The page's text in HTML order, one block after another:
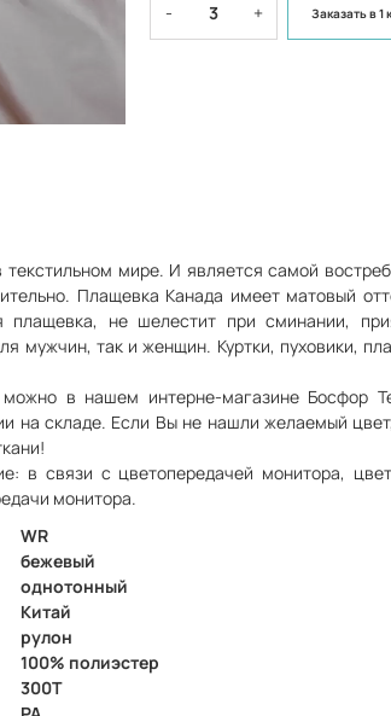
- + Заказатьв 1
мире. И является самой
Плащевка Канада имеет матовый
плащевка, не шелестит при сминании,
мужчин, так и женщин. Куртки, пуховики,
в нашем интерне-магазине Босфор
на складе. Если Вы не нашли желаемый
в связи с цветопередачей монитора,
монитора.
WR
бежевый
однотонный
Китай
рулон
100% полиэстер
300Т